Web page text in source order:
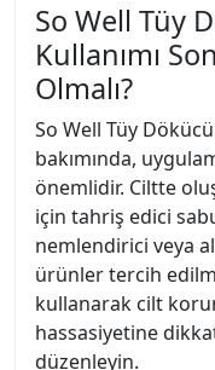
So Well Tüy
Kullanımı
Olmalı?
So Well Tüy
bakımında,
önemlidir. Ciltte
için tahriş edici
nemlendirici veya
ürünler tercih
kullanarak cilt
hassasiyetine
düzenleyin.